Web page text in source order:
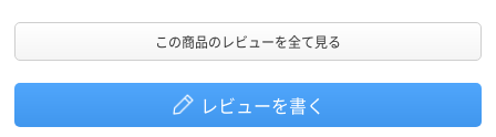
この商品のレビューを全て見る
レビューを書く